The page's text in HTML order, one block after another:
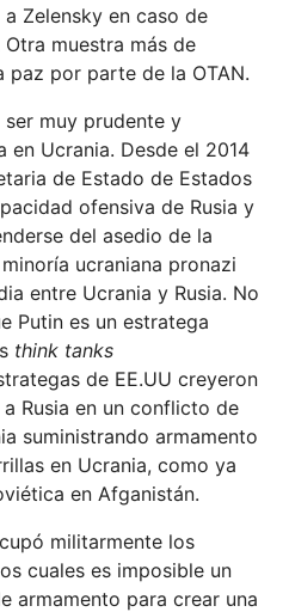
Zelensky en caso de
muestra más de
por parte de la OTAN.
muy prudente y
en Ucrania. Desde el 2014
de Estado de Estados
ofensiva de Rusia y
del asedio de la
ucraniana pronazi
entre Ucrania y Rusia. No
Putin es un estratega
think tanks
de EE.UU creyeron
Rusia en un conflicto de
suministrando armamento
en Ucrania, como ya
en Afganistán.
militarmente los
cuales es imposible un
armamento para crear una